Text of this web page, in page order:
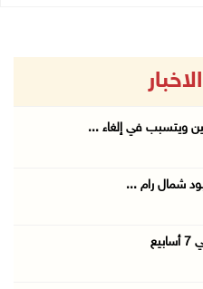
ويتسبب في إلغاء ...
شمال رام ...